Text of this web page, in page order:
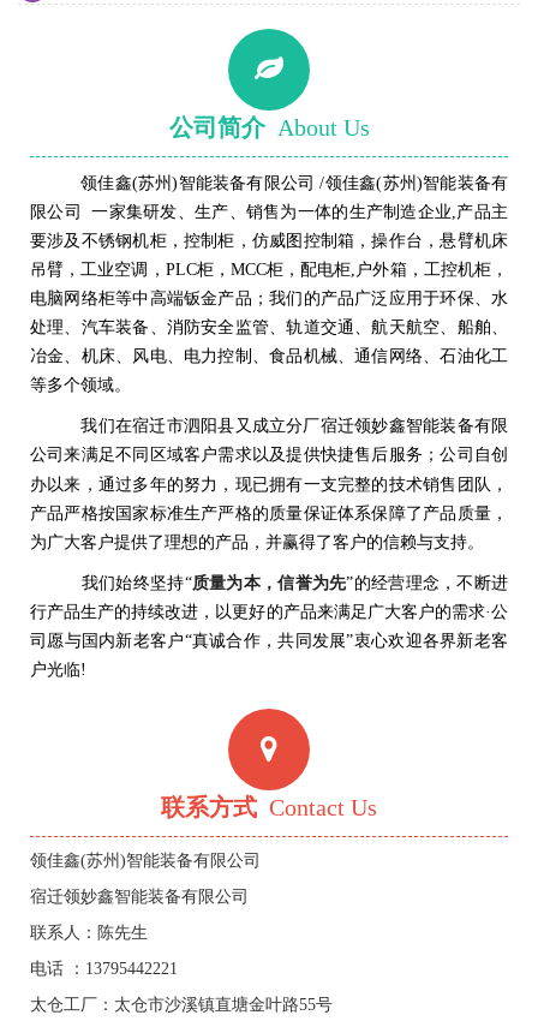
公司简介 About Us
领佳鑫(苏州)智能装备有限公司 /领佳鑫(苏州)智能装备有
限公司 一家集研发、生产、销售为一体的生产制造企业,产品主
要涉及不锈钢机柜，控制柜，仿威图控制箱，操作台，悬臂机床
吊臂，工业空调，PLC柜，MCC柜，配电柜,户外箱，工控机柜，
电脑网络柜等中高端钣金产品；我们的产品广泛应用于环保、水
处理、汽车装备、消防安全监管、轨道交通、航天航空、船舶、
冶金、机床、风电、电力控制、食品机械、通信网络、石油化工
等多个领域。
我们在宿迁市泗阳县 又成立分厂宿迁领妙鑫智能装备有限
公司来满足不同区域客户需求以及提供快捷售后服务；公司自创
办以来，通过多年的努力，现已拥有一支完整的技术销售团队 ，
产品严格按国家标准生产严格的质量保证体系保障了产品质量，
为广大客户提供了理想的产品，并赢得了客户的信赖与支持。
我们始终坚持“质量为本，信誉为先”的经营理念，不断进
行产品生产的持续改进，以更好的产品来满足广大客户的需求·公
司愿与国内新老客户“真诚合作，共同发展”衷心欢迎各界新老客
户光临!
联系方式 Contact Us
领佳鑫(苏州)智能装备有限公司
宿迁领妙鑫智能装备有限公司
联系人：陈先生
电话 ：13795442221
太仓工厂：太仓市沙溪镇直塘金叶路55号